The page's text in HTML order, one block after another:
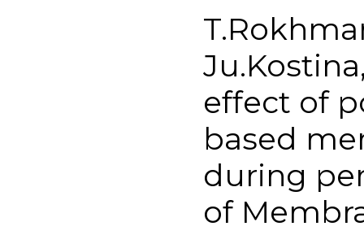
effect of
based
during
of